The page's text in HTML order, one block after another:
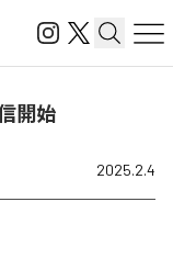
開始
2025.2.4